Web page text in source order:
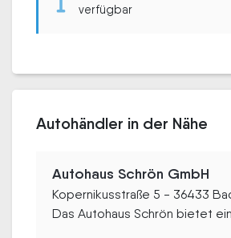
verfügbar
Autohändler in der Nähe
Autohaus Schrön GmbH
Kopernikusstraße 5 - 36433
Das Autohaus Schrön bietet